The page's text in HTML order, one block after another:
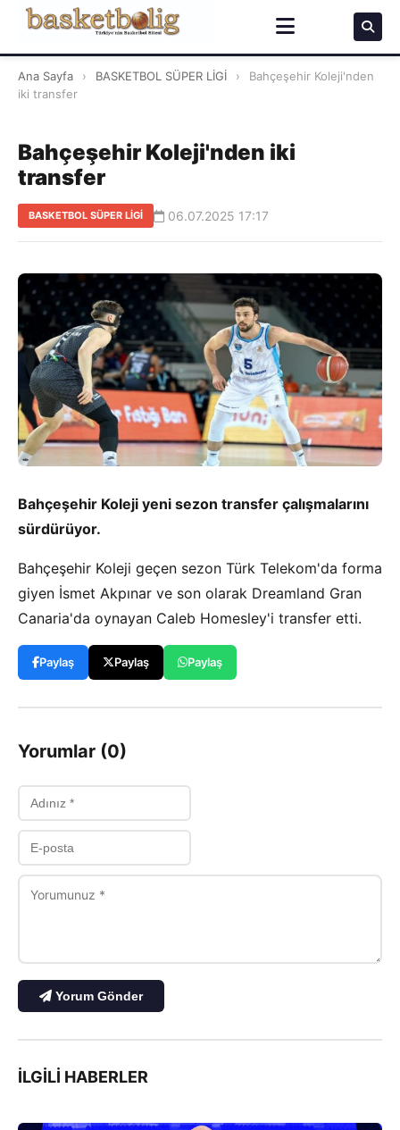
Ana Sayfa › BASKETBOL SÜPER LİGİ ›
Bahçeşehir Koleji'nden
iki transfer
Bahçeşehir Koleji'nden iki
transfer
BASKETBOL SÜPER LİGİ 06.07.2025 17:17
Bahçeşehir Koleji yeni sezon transfer çalışmalarını
sürdürüyor.
Bahçeşehir Koleji geçen sezon Türk Telekom'da forma
giyen İsmet Akpınar ve son olarak Dreamland Gran
Canaria'da oynayan Caleb Homesley'i transfer etti.
Paylaş Paylaş Paylaş
Yorumlar (0)
Yorum Gönder
İLGILI HABERLER